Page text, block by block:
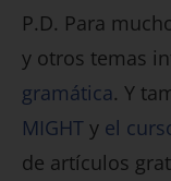
P.D. Para
y otros temas
gramática. Y
MIGHT y el
de artículos